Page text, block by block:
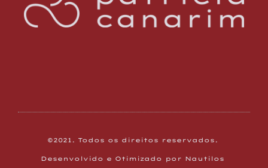
©2021. Todos os direitos reservados.
Desenvolvido e Otimizado por Nautilos